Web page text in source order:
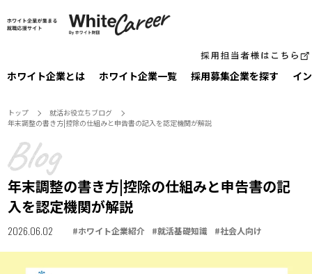
ホワイト企業とは ホワイト企業一覧 採⽤募集企業を探す イ
トップ
就活お役⽴ちブログ
年末調整の書き方|控除の仕組みと申告書の記入を認定機関が解説
年末調整の書き方|控除の仕組みと申告書の記
入を認定機関が解説
2026.06.02 #ホワイト企業紹介 #就活基礎知識 #社会人向け